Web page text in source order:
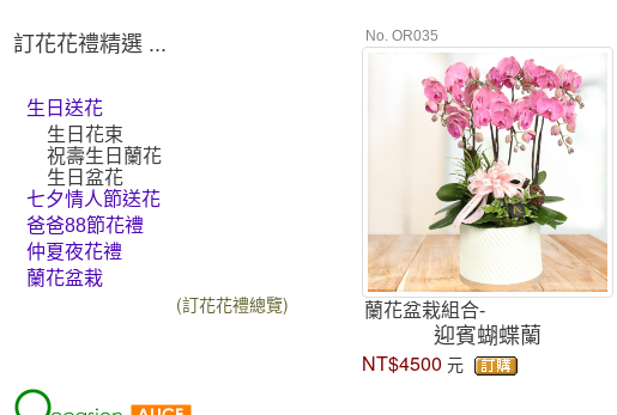
訂花花禮精選 ...
生日送花
生日花束
祝壽生日蘭花
生日盆花
七夕情人節送花
爸爸88節花禮
仲夏夜花禮
蘭花盆栽
(訂花花禮總覽)
No. OR035
蘭花盆栽組合-
迎賓蝴蝶蘭
NT$4500 元